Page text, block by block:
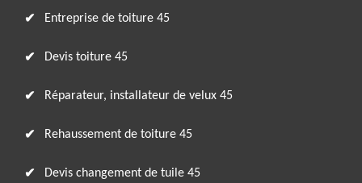
Entreprise de toiture 45
Devis toiture 45
Réparateur, installateur de velux 45
Rehaussement de toiture 45
Devis changement de tuile 45